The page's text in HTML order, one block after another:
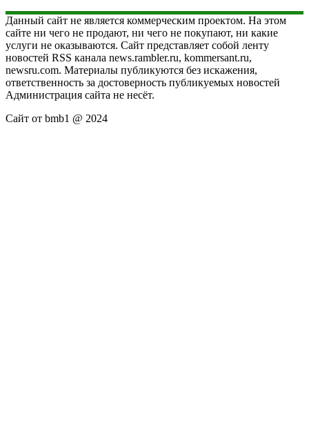
Данный сайт не является коммерческим проектом. На этом
сайте ни чего не продают, ни чего не покупают, ни какие
услуги не оказываются. Сайт представляет собой ленту
новостей RSS канала news.rambler.ru, kommersant.ru,
newsru.com. Материалы публикуются без искажения,
ответственность за достоверность публикуемых новостей
Администрация сайта не несёт.
Сайт от bmb1 @ 2024